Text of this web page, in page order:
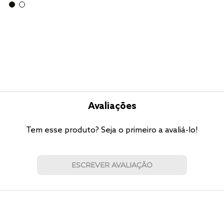
Avaliações
Tem esse produto? Seja o primeiro a avaliá-lo!
ESCREVER AVALIAÇÃO